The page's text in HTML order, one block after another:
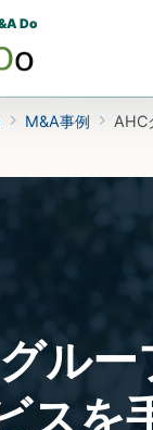
Do
M&A事例 AHC
ルー
スを